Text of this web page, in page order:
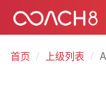
首页
上级列表